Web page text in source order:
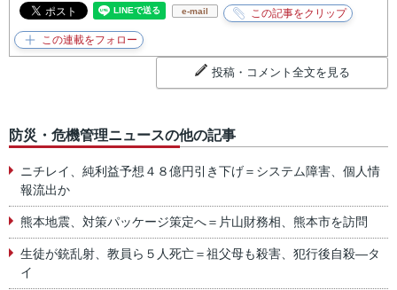
e-mail
投稿・コメント全文を見る
防災・危機管理ニュースの他の記事
ニチレイ、純利益予想４８億円引き下げ＝システム障害、個人情
報流出か
熊本地震、対策パッケージ策定へ＝片山財務相、熊本市を訪問
生徒が銃乱射、教員ら５人死亡＝祖父母も殺害、犯行後自殺―タ
イ